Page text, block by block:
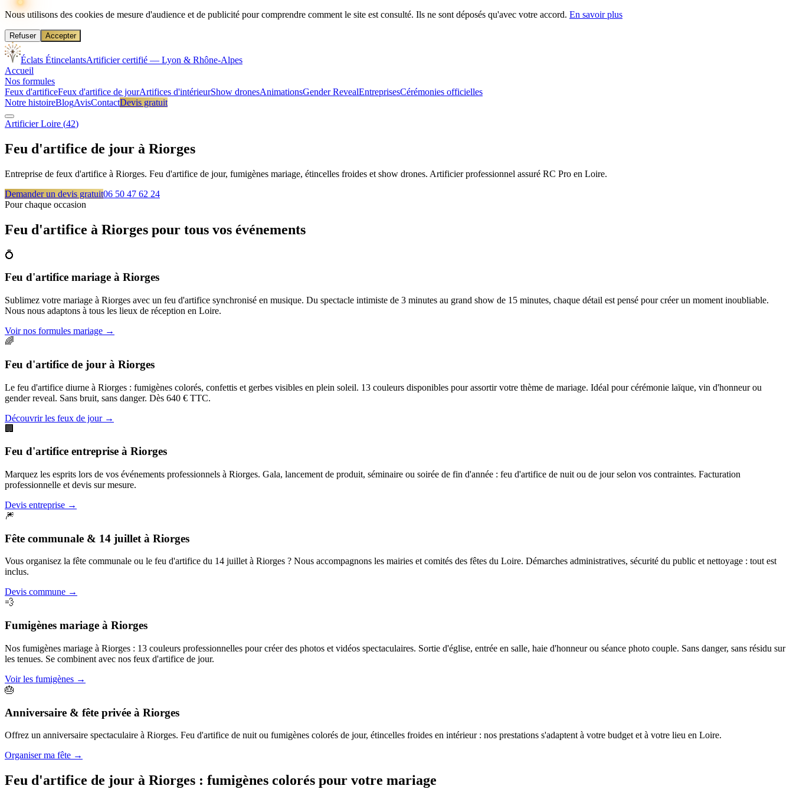
Nous utilisons des cookies de mesure d'audience et de publicité pour comprendre comment le site est consulté. Ils ne sont déposés qu'avec votre accord. En savoir plus
Refuser Accepter
Éclats ÉtincelantsArtificier certifié — Lyon & Rhône-Alpes
Accueil
Nos formules
Feux d'artificeFeux d'artifice de jourArtifices d'intérieurShow dronesAnimationsGender RevealEntreprisesCérémonies officielles
Notre histoireBlogAvisContactDevis gratuit
ArtificierLoire (42)
Feu d'artifice de jour à Riorges
Entreprise de feux d'artifice à Riorges. Feu d'artifice de jour, fumigènes mariage, étincelles froides et show drones. Artificier professionnel assuré RC Pro en Loire.
Demander un devis gratuit06 50 47 62 24
Pour chaque occasion
Feu d'artifice à Riorges pour tous vos événements
💍
Feu d'artifice mariage à Riorges
Sublimez votre mariage à Riorges avec un feu d'artifice synchronisé en musique. Du spectacle intimiste de 3 minutes au grand show de 15 minutes, chaque détail est pensé pour créer un moment inoubliable.
Nous nous adaptons à tous les lieux de réception en Loire.
Voir nos formules mariage →
🌈
Feu d'artifice de jour à Riorges
Le feu d'artifice diurne à Riorges : fumigènes colorés, confettis et gerbes visibles en plein soleil. 13 couleurs disponibles pour assortir votre thème de mariage. Idéal pour cérémonie laïque, vin d'honneur ou
gender reveal. Sans bruit, sans danger. Dès 640 € TTC.
Découvrir les feux de jour→
🏢
Feu d'artifice entreprise à Riorges
Marquez les esprits lors de vos événements professionnels à Riorges. Gala, lancement de produit, séminaire ou soirée de fin d'année : feu d'artifice de nuit ou de jour selon vos contraintes. Facturation
professionnelle et devis sur mesure.
Devis entreprise →
🎆
Fête communale & 14 juillet à Riorges
Vous organisez la fête communale ou le feu d'artifice du 14 juillet à Riorges ? Nous accompagnons les mairies et comités des fêtes du Loire. Démarches administratives, sécurité du public et nettoyage : tout est
inclus.
Devis commune →
💨
Fumigènes mariage à Riorges
Nos fumigènes mariage à Riorges : 13 couleurs professionnelles pour créer des photos et vidéos spectaculaires. Sortie d'église, entrée en salle, haie d'honneur ou séance photo couple. Sans danger, sans résidu sur
les tenues. Se combinent avec nos feux d'artifice de jour.
Voir les fumigènes →
🎂
Anniversaire & fête privée à Riorges
Offrez un anniversaire spectaculaire à Riorges. Feu d'artifice de nuit ou fumigènes colorés de jour, étincelles froides en intérieur : nos prestations s'adaptent à votre budget et à votre lieu en Loire.
Organiser ma fête →
Feu d'artifice de jour à Riorges : fumigènes colorés pour votre mariage